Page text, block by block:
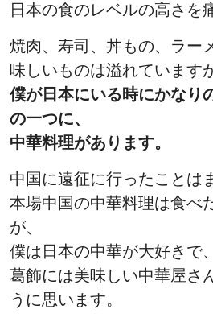
日本の食のレベルの高さを
焼肉、寿司、丼もの、ラー
味しいものは溢れています
僕が日本にいる時にかなり
の一つに、
中華料理があります。
中国に遠征に行ったことは
本場中国の中華料理は食べ
が、
僕は日本の中華が大好きで、
葛飾には美味しい中華屋さ
うに思います。